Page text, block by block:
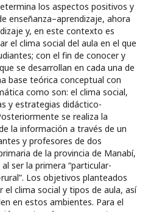
los aspectos positivos y
enseñanza–aprendizaje, ahora
y, en este contexto es
el clima social del aula en el que
con el fin de conocer y
se desarrollan en cada una de
base teórica conceptual con
como son: el clima social,
y estrategias didáctico-
se realiza la
la información a través de un
y profesores de dos
de la provincia de Manabí,
ser la primera “particular-
Los objetivos planteados
el clima social y tipos de aula, así
en estos ambientes. Para el